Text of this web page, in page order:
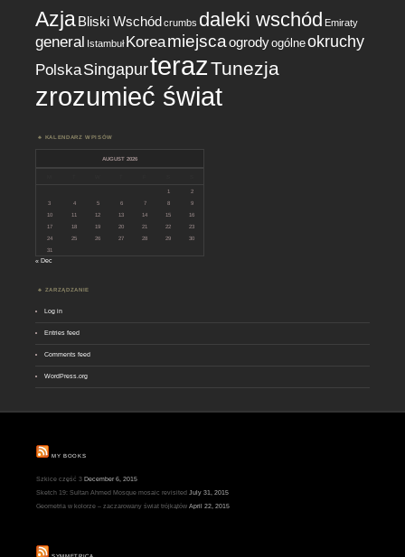
AzjaBliski Wschódcrumbs daleki wschód Emiraty
general Istambuł Koreamiejscaogrodyogólneokruchy
PolskaSingapurterazTunezja
zrozumieć świat
KALENDARZ WPISÓW
AUGUST 2026
1
2
3
4 5 6 7 8
9
10
11 12 13 14 15
16
17
18 19 20 21 22
23
24
25 26 27 28 29
30
31
« Dec
ZARZĄDZANIE
Log in
Entries feed
Comments feed
WordPress.org
MY BOOKS
Szkice część 3 December 6, 2015
Sketch 19: Sultan Ahmed Mosque mosaic revisited July 31, 2015
Geometria w kolorze – zaczarowany świat trójkątów April 22, 2015
SYMMETRICA